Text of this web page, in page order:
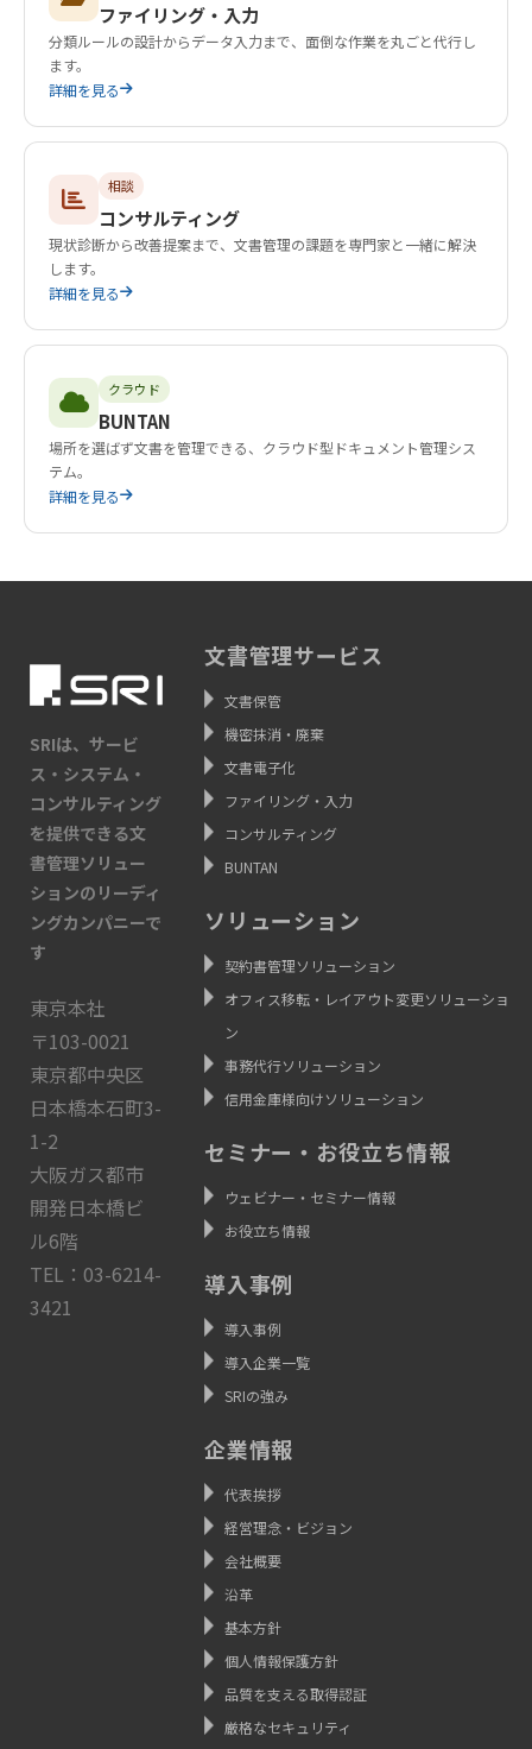
ファイリング・入力
分類ルールの設計からデータ入力まで、面倒な作業を丸ごと代行し
ます。
詳細を見る
相談
コンサルティング
現状診断から改善提案まで、文書管理の課題を専門家と一緒に解決
します。
詳細を見る
クラウド
BUNTAN
場所を選ばず文書を管理できる、クラウド型ドキュメント管理シス
テム。
詳細を見る
SRIは、サービ
ス・システム・
コンサルティング
を提供できる文
書管理ソリュー
ションのリーディ
ングカンパニーで
す
東京本社
〒103-0021
東京都中央区
日本橋本石町3-
1-2
大阪ガス都市
開発日本橋ビ
ル6階
TEL：03-6214-
3421
文書管理サービス
文書保管
機密抹消・廃棄
文書電子化
ファイリング・入力
コンサルティング
BUNTAN
ソリューション
契約書管理ソリューション
オフィス移転・レイアウト変更ソリューショ
ン
事務代行ソリューション
信用金庫様向けソリューション
セミナー・お役立ち情報
ウェビナー・セミナー情報
お役立ち情報
導入事例
導入事例
導入企業一覧
SRIの強み
企業情報
代表挨拶
経営理念・ビジョン
会社概要
沿革
基本方針
個人情報保護方針
品質を支える取得認証
厳格なセキュリティ